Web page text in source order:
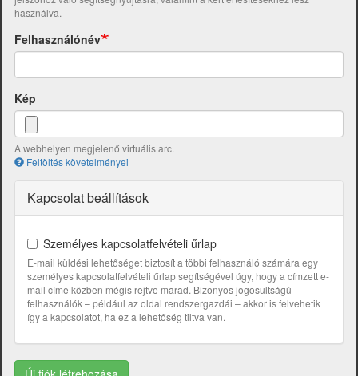
használva.
Felhasználónév
Kép
A webhelyen megjelenő virtuális arc.
Feltöltés követelményei
Kapcsolat beállítások
Személyes kapcsolatfelvételi űrlap
E-mail küldési lehetőséget biztosít a többi felhasználó számára egy
személyes kapcsolatfelvételi űrlap segítségével úgy, hogy a címzett e-
mail címe közben mégis rejtve marad. Bizonyos jogosultságú
felhasználók – például az oldal rendszergazdái – akkor is felvehetik
így a kapcsolatot, ha ez a lehetőség tiltva van.